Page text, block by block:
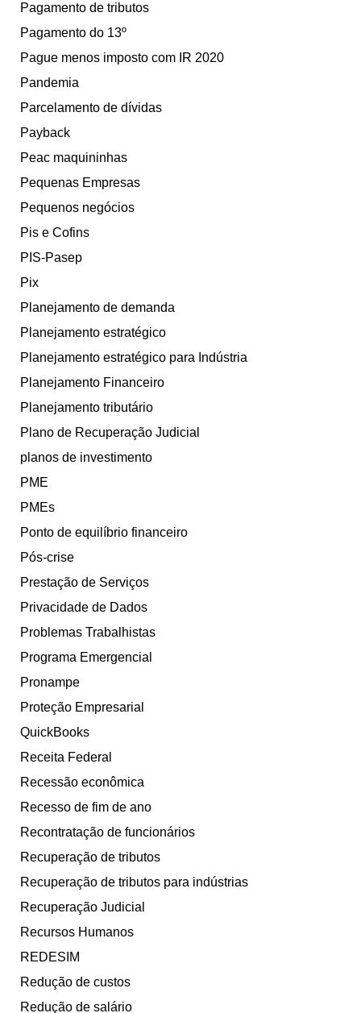
Pagamento de tributos
Pagamento do 13º
Pague menos imposto com IR 2020
Pandemia
Parcelamento de dívidas
Payback
Peac maquininhas
Pequenas Empresas
Pequenos negócios
Pis e Cofins
PIS-Pasep
Pix
Planejamento de demanda
Planejamento estratégico
Planejamento estratégico para Indústria
Planejamento Financeiro
Planejamento tributário
Plano de Recuperação Judicial
planos de investimento
PME
PMEs
Ponto de equilíbrio financeiro
Pós-crise
Prestação de Serviços
Privacidade de Dados
Problemas Trabalhistas
Programa Emergencial
Pronampe
Proteção Empresarial
QuickBooks
Receita Federal
Recessão econômica
Recesso de fim de ano
Recontratação de funcionários
Recuperação de tributos
Recuperação de tributos para indústrias
Recuperação Judicial
Recursos Humanos
REDESIM
Redução de custos
Redução de salário